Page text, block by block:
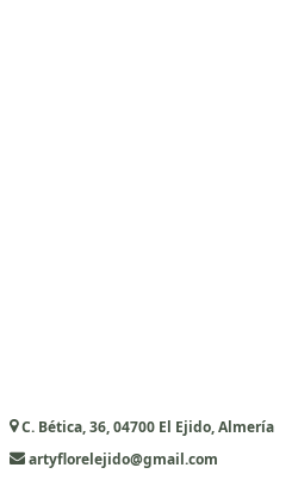
C. Bética, 36, 04700 El Ejido, Almería
artyflorelejido@gmail.com